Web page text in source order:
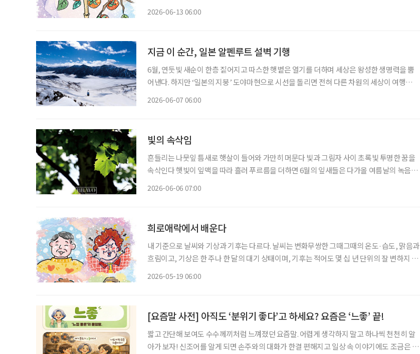
2026-06-13 06:00
지금 이 순간, 일본 알펜루트 설벽 기행
6월, 연둣빛 새순이 한층 짙어지고 따스한 햇볕은 열기를 더하며 세상은 왕성한 생명력을 뿜
어낸다. 하지만 ‘일본의 지붕’ 도야마현으로 시선을 돌리면 전혀 다른 차원의 세상이 여행자를
2026-06-07 06:00
빛의 속삭임
흔들리는 나뭇잎 틈새로 햇살이 들어와 가만히 머문다 빛과 그림자 사이 초록빛 투명한 꿈을
속삭인다 햇빛이 잎맥을 따라 흘러 푸르름을 더하면 6월의 잎새들은 다가올 여름날의 녹음을
2026-06-06 07:00
희로애락에서 배운다
내 기준으로 날씨와 기상과 기후는 다르다. 날씨는 변화무쌍한 그때그때의 온도·습도, 맑음과
흐림이고, 기상은 한 주나 한 달의 대기 상태이며, 기후는 적어도 몇 십 년 단위의 잘 변하지 않
2026-05-19 06:00
[요즘말 사전] 아직도 ‘분위기 좋다’고 하세요? 요즘은 ‘느좋’ 끝!
짧고 간단해 보여도 수수께끼처럼 느껴졌던 요즘말. 어렵게 생각하지 말고 하나씩 천천히 알
아가 보자! 신조어를 알게 되면 손주와의 대화가 한결 편해지고 일상 속 이야기에도 조금은 젊